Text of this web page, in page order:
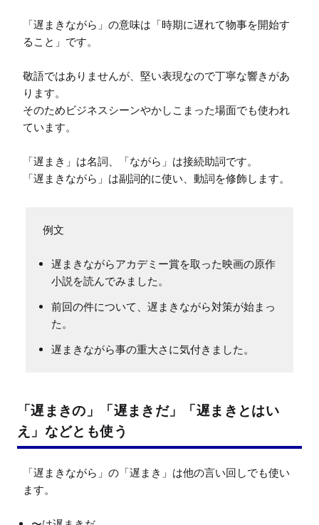
「遅まきながら」の意味は「時期に遅れて物事を開始す
ること」です。
敬語ではありませんが、堅い表現なので丁寧な響きがあ
ります。
そのためビジネスシーンやかしこまった場面でも使われ
ています。
「遅まき」は名詞、「ながら」は接続助詞です。
「遅まきながら」は副詞的に使い、動詞を修飾します。
遅まきながらアカデミー賞を取った映画の原作
小説を読んでみました。
前回の件について、遅まきながら対策が始まっ
た。
遅まきながら事の重大さに気付きました。
「遅まきの」「遅まきだ」「遅まきとはい
え」などとも使う
「遅まきながら」の「遅まき」は他の言い回しでも使い